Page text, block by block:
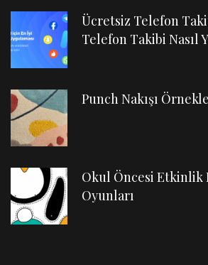
Ücretsiz Telefon
Telefon Takibi Nasıl
Punch Nakışı
Okul Öncesi Etkinlik
Oyunları